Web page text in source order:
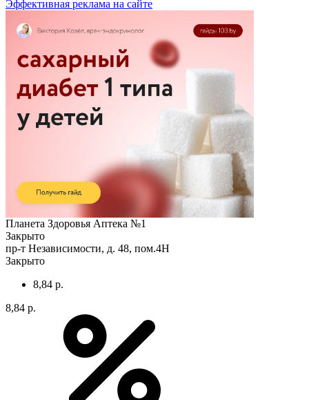
Эффективная реклама на сайте
Планета Здоровья Аптека №1
Закрыто
пр-т Независимости, д. 48, пом.4Н
Закрыто
8,84 р.
8,84 р.